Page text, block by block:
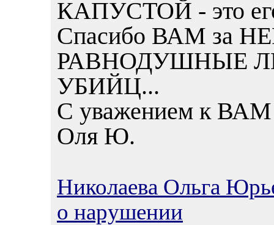
КАПУСТОЙ - это
Спасибо ВАМ за
РАВНОДУШНЫЕ
УБИЙЦ...
С уважением к
Оля Ю.
Николаева Ольга
о нарушении